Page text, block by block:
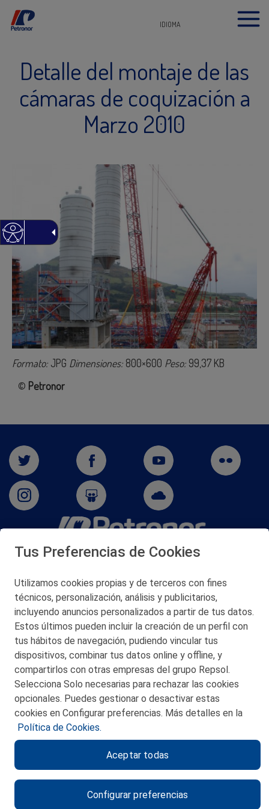
IDIOMA
Detalle del montaje de las
cámaras de coquización a
Marzo 2010
Formato: JPG Dimensiones: 800×600 Peso: 99,37 KB
© Petronor
San Martín 5-Edificio Muñatones,
© 2026 Petronor S.A.
CONTACTO
MAPA WEB
POLITICA DE PRIVACIDAD
POLITICA DE COOKIES
CANAL DE ÉTICA
Tus Preferencias de Cookies
Utilizamos cookies propias y de terceros con fines
técnicos, personalización, análisis y publicitarios,
incluyendo anuncios personalizados a partir de tus datos.
Estos últimos pueden incluir la creación de un perfil con
tus hábitos de navegación, pudiendo vincular tus
dispositivos, combinar tus datos online y offline, y
compartirlos con otras empresas del grupo Repsol.
Selecciona Solo necesarias para rechazar las cookies
opcionales. Puedes gestionar o desactivar estas
cookies en Configurar preferencias. Más detalles en la
Política de Cookies.
Configurar preferencias
Aceptar todas